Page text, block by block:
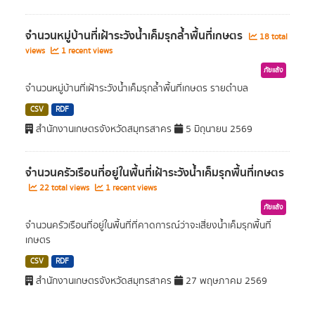
จำนวนหมู่บ้านที่เฝ้าระวังน้ำเค็มรุกล้ำพื้นที่เกษตร
18 total
views
1 recent views
ภัยแล้ง
จำนวนหมู่บ้านที่เฝ้าระวังน้ำเค็มรุกล้ำพื้นที่เกษตร รายตำบล
CSV RDF
สำนักงานเกษตรจังหวัดสมุทรสาคร 5 มิถุนายน 2569
จำนวนครัวเรือนที่อยู่ในพื้นที่เฝ้าระวังน้ำเค็มรุกพื้นที่เกษตร
22 total views 1 recent views
ภัยแล้ง
จำนวนครัวเรือนที่อยู่ในพื้นที่ที่คาดการณ์ว่าจะเสี่ยงน้ำเค็มรุกพื้นที่
เกษตร
CSV RDF
สำนักงานเกษตรจังหวัดสมุทรสาคร 27 พฤษภาคม 2569